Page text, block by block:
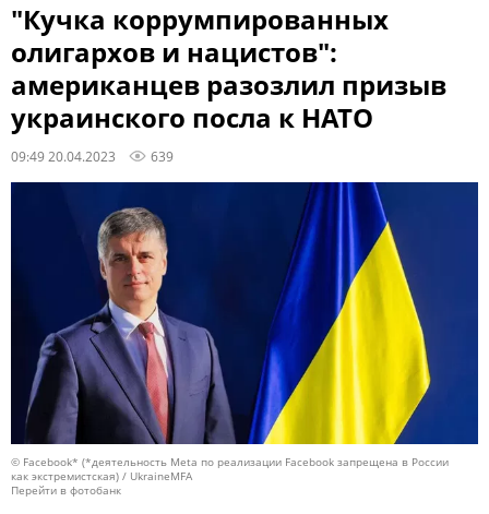
"Кучка коррумпированных
олигархов и нацистов":
американцев разозлил призыв
украинского посла к НАТО
09:49 20.04.2023 639
© Facebook* (*деятельность Meta по реализации Facebook запрещена в России
как экстремистская) / UkraineMFA
Перейти в фотобанк